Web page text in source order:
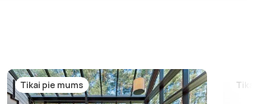
Tikai pie mums Tikai